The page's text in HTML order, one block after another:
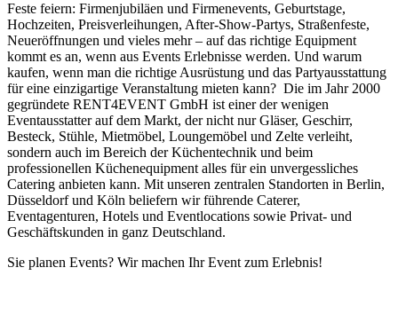
Feste feiern: Firmenjubiläen und Firmenevents, Geburtstage,
Hochzeiten, Preisverleihungen, After-Show-Partys, Straßenfeste,
Neueröffnungen und vieles mehr – auf das richtige Equipment
kommt es an, wenn aus Events Erlebnisse werden. Und warum
kaufen, wenn man die richtige Ausrüstung und das Partyausstattung
für eine einzigartige Veranstaltung mieten kann? Die im Jahr 2000
gegründete RENT4EVENT GmbH ist einer der wenigen
Eventausstatter auf dem Markt, der nicht nur Gläser, Geschirr,
Besteck, Stühle, Mietmöbel, Loungemöbel und Zelte verleiht,
sondern auch im Bereich der Küchentechnik und beim
professionellen Küchenequipment alles für ein unvergessliches
Catering anbieten kann. Mit unseren zentralen Standorten in Berlin,
Düsseldorf und Köln beliefern wir führende Caterer,
Eventagenturen, Hotels und Eventlocations sowie Privat- und
Geschäftskunden in ganz Deutschland.
Sie planen Events? Wir machen Ihr Event zum Erlebnis!